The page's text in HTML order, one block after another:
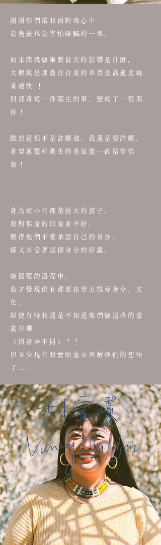
謝謝你們陪我面對我心中
最脆弱也最害怕碰觸的一塊。
如果問我做畢製最大的影響是什麼，
大概就是那疊往台東的車票長高速度越
來越快 ！
回部落從一件陌生的事，變成了一種期
待！
雖然這裡不是許願池，我還是要許願，
希望展覽所產生的勇氣能一直陪伴你
我！
身為從小在部落長大的孩子，
我對都原的印象並不好，
覺得他們不愛承認自己的身分，
卻又享受著這個身分的好處。
做展覽的過程中，
我才發現仍有都原在努力找尋身分、文
化，
即使有時我還是不知道他們做這些的意
義在哪
（因身分不同）？！
但至少現在我會願意去理解他們的想法
了……